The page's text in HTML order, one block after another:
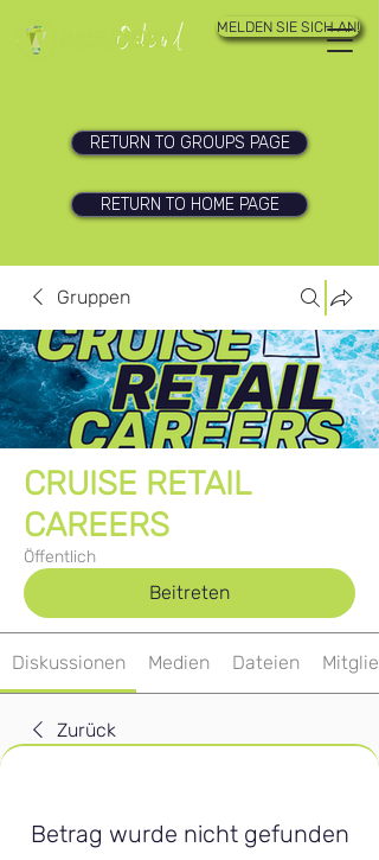
MELDEN SIE SICH AN!
RETURN TO GROUPS PAGE
RETURN TO HOME PAGE
Gruppen
CRUISE RETAIL
CAREERS
Öffentlich
Beitreten
Diskussionen Medien Dateien
Zurück
Betrag wurde nicht gefunden